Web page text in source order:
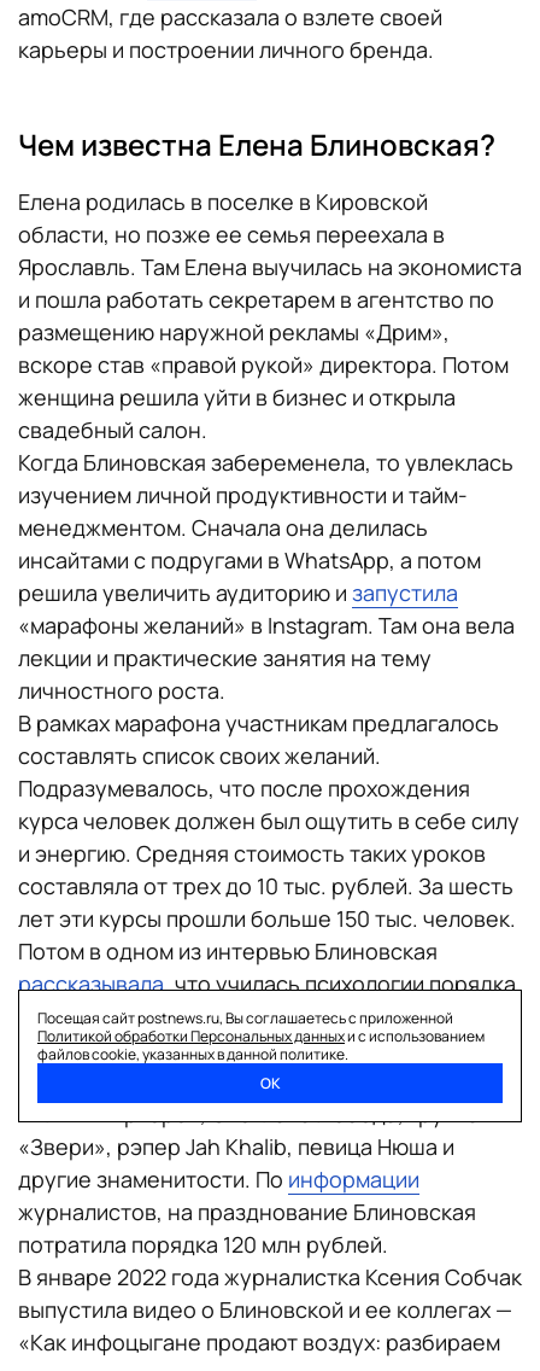
amoCRM, где рассказала о взлете своей
карьеры и построении личного бренда.
Чем известна Елена Блиновская?
Елена родилась в поселке в Кировской
области, но позже ее семья переехала в
Ярославль. Там Елена выучилась на экономиста
и пошла работать секретарем в агентство по
размещению наружной рекламы «Дрим»,
вскоре став «правой рукой» директора. Потом
женщина решила уйти в бизнес и открыла
свадебный салон.
Когда Блиновская забеременела, то увлеклась
изучением личной продуктивности и тайм-
менеджментом. Сначала она делилась
инсайтами с подругами в WhatsApp, а потом
решила увеличить аудиторию и запустила
«марафоны желаний» в Instagram. Там она вела
лекции и практические занятия на тему
личностного роста.
В рамках марафона участникам предлагалось
составлять список своих желаний.
Подразумевалось, что после прохождения
курса человек должен был ощутить в себе силу
и энергию. Средняя стоимость таких уроков
составляла от трех до 10 тыс. рублей. За шесть
лет эти курсы прошли больше 150 тыс. человек.
Потом в одном из интервью Блиновская
рассказывала, что училась психологии порядка
десяти лет в разных учреждениях.
В 2021 году Блиновская отметила 40-летний
юбилей в отеле на Алтае. Там выступали
«Звери», рэпер Jah Khalib, певица Нюша и
другие знаменитости. По информации
журналистов, на празднование Блиновская
потратила порядка 120 млн рублей.
В январе 2022 года журналистка Ксения Собчак
выпустила видео о Блиновской и ее коллегах —
«Как инфоцыгане продают воздух: разбираем
Посещая сайт postnews.ru, Вы соглашаетесь с приложенной
Политикой обработки Персональных данныхи с использованием
файлов cookie, указанных в данной политике.
ОК